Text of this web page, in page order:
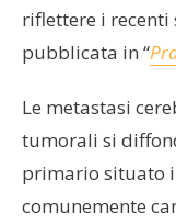
riflettere i recenti
pubblicata in “
Le metastasi
tumorali si
primario situato
comunemente